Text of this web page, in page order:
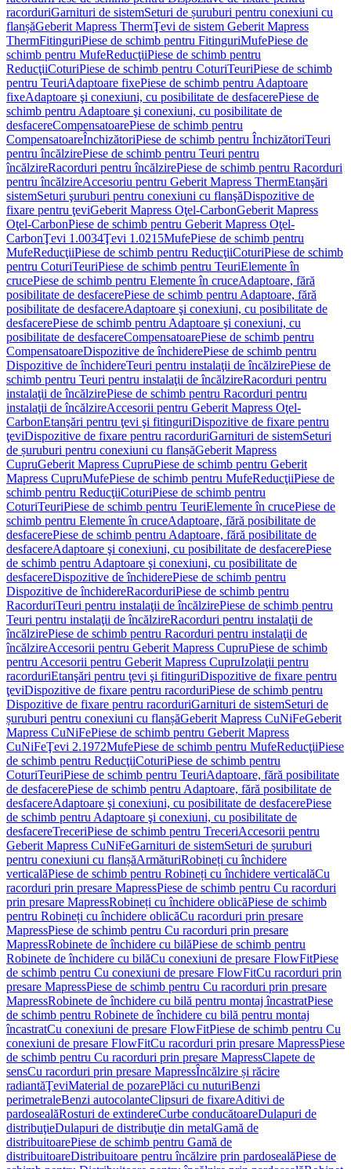
racorduriGarnituri de sistemSeturi de șuruburi pentru conexiuni cu
flanșăGeberit Mapress ThermŢevi de sistem Geberit Mapress
ThermFitinguriPiese de schimb pentru FitinguriMufePiese de
schimb pentru MufeReducţiiPiese de schimb pentru
ReducţiiCoturiPiese de schimb pentru CoturiTeuriPiese de schimb
pentru TeuriAdaptoare fixePiese de schimb pentru Adaptoare
fixeAdaptoare şi conexiuni, cu posibilitate de desfacerePiese de
schimb pentru Adaptoare şi conexiuni, cu posibilitate de
desfacereCompensatoarePiese de schimb pentru
CompensatoareÎnchizătoriPiese de schimb pentru ÎnchizătoriTeuri
pentru încălzirePiese de schimb pentru Teuri pentru
încălzireRacorduri pentru încălzirePiese de schimb pentru Racorduri
pentru încălzireAccesoriu pentru Geberit Mapress ThermEtanşări
sistemSeturi şuruburi pentru conexiuni cu flanşăDispozitive de
fixare pentru ţeviGeberit Mapress Oţel-CarbonGeberit Mapress
Oţel-CarbonPiese de schimb pentru Geberit Mapress Oţel-
CarbonŢevi 1.0034Ţevi 1.0215MufePiese de schimb pentru
MufeReducţiiPiese de schimb pentru ReducţiiCoturiPiese de schimb
pentru CoturiTeuriPiese de schimb pentru TeuriElemente în
crucePiese de schimb pentru Elemente în cruceAdaptoare, fără
posibilitate de desfacerePiese de schimb pentru Adaptoare, fără
posibilitate de desfacereAdaptoare şi conexiuni, cu posibilitate de
desfacerePiese de schimb pentru Adaptoare şi conexiuni, cu
posibilitate de desfacereCompensatoarePiese de schimb pentru
CompensatoareDispozitive de închiderePiese de schimb pentru
Dispozitive de închidereTeuri pentru instalaţii de încălzirePiese de
schimb pentru Teuri pentru instalaţii de încălzireRacorduri pentru
instalaţii de încălzirePiese de schimb pentru Racorduri pentru
instalaţii de încălzireAccesorii pentru Geberit Mapress Oţel-
CarbonEtanşări pentru ţevi şi fitinguriDispozitive de fixare pentru
ţeviDispozitive de fixare pentru racorduriGarnituri de sistemSeturi
de șuruburi pentru conexiuni cu flanșăGeberit Mapress
CupruGeberit Mapress CupruPiese de schimb pentru Geberit
Mapress CupruMufePiese de schimb pentru MufeReducţiiPiese de
schimb pentru ReducţiiCoturiPiese de schimb pentru
CoturiTeuriPiese de schimb pentru TeuriElemente în crucePiese de
schimb pentru Elemente în cruceAdaptoare, fără posibilitate de
desfacerePiese de schimb pentru Adaptoare, fără posibilitate de
desfacereAdaptoare şi conexiuni, cu posibilitate de desfacerePiese
de schimb pentru Adaptoare şi conexiuni, cu posibilitate de
desfacereDispozitive de închiderePiese de schimb pentru
Dispozitive de închidereRacorduriPiese de schimb pentru
RacorduriTeuri pentru instalaţii de încălzirePiese de schimb pentru
Teuri pentru instalaţii de încălzireRacorduri pentru instalaţii de
încălzirePiese de schimb pentru Racorduri pentru instalaţii de
încălzireAccesorii pentru Geberit Mapress CupruPiese de schimb
pentru Accesorii pentru Geberit Mapress CupruIzolaţii pentru
racorduriEtanşări pentru ţevi şi fitinguriDispozitive de fixare pentru
ţeviDispozitive de fixare pentru racorduriPiese de schimb pentru
Dispozitive de fixare pentru racorduriGarnituri de sistemSeturi de
șuruburi pentru conexiuni cu flanșăGeberit Mapress CuNiFeGeberit
Mapress CuNiFePiese de schimb pentru Geberit Mapress
CuNiFeŢevi 2.1972MufePiese de schimb pentru MufeReducţiiPiese
de schimb pentru ReducţiiCoturiPiese de schimb pentru
CoturiTeuriPiese de schimb pentru TeuriAdaptoare, fără posibilitate
de desfacerePiese de schimb pentru Adaptoare, fără posibilitate de
desfacereAdaptoare şi conexiuni, cu posibilitate de desfacerePiese
de schimb pentru Adaptoare şi conexiuni, cu posibilitate de
desfacereTreceriPiese de schimb pentru TreceriAccesorii pentru
Geberit Mapress CuNiFeGarnituri de sistemSeturi de șuruburi
pentru conexiuni cu flanșăArmăturiRobineți cu închidere
verticalăPiese de schimb pentru Robineți cu închidere verticalăCu
racorduri prin presare MapressPiese de schimb pentru Cu racorduri
prin presare MapressRobineți cu închidere oblicăPiese de schimb
pentru Robineți cu închidere oblicăCu racorduri prin presare
MapressPiese de schimb pentru Cu racorduri prin presare
MapressRobinete de închidere cu bilăPiese de schimb pentru
Robinete de închidere cu bilăCu conexiuni de presare FlowFitPiese
de schimb pentru Cu conexiuni de presare FlowFitCu racorduri prin
presare MapressPiese de schimb pentru Cu racorduri prin presare
MapressRobinete de închidere cu bilă pentru montaj încastratPiese
de schimb pentru Robinete de închidere cu bilă pentru montaj
încastratCu conexiuni de presare FlowFitPiese de schimb pentru Cu
conexiuni de presare FlowFitCu racorduri prin presare MapressPiese
de schimb pentru Cu racorduri prin presare MapressClapete de
sensCu racorduri prin presare MapressÎncălzire și răcire
radiantăŢeviMaterial de pozarePlăci cu nuturiBenzi
perimetraleBenzi autocolanteClipsuri de fixareAditivi de
pardosealăRosturi de extindereCurbe conducătoareDulapuri de
distribuţieDulapuri de distribuţie din metalGamă de
distribuitoarePiese de schimb pentru Gamă de
distribuitoareDistribuitoare pentru încălzire prin pardosealăPiese de